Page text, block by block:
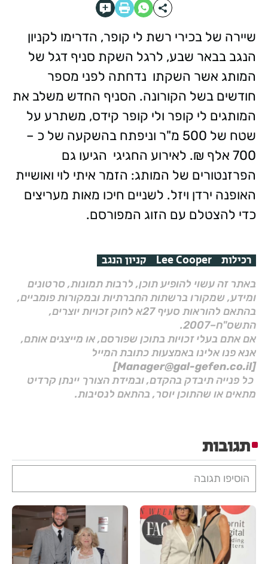
שיירה של בכירי רשת לי קופר, הדרימו לקניון
הנגב בבאר שבע, לרגל השקת סניף דגל של
המותג אשר השקתו נדחתה לפני מספר
חודשים בשל הקורונה. הסניף החדש משלב את
המותגים לי קופר ולי קופר קידס, משתרע על
שטח של 500 מ"ר וניפתח בהשקעה של כ –
700 אלף ₪. לאירוע החגיגי הגיעו גם
הפרזנטורים של המותג: הזמר איתי לוי ואושיית
האופנה ירדן ויזל. לשניים חיכו מאות מעריצים
כדי להצטלם עם הזוג המפורסם.
רכילות Lee Cooper קניון הנגב
באתר זה עשוי להופיע תוכן, לרבות תמונות, סרטונים
ומידע, שמקורו ברשתות החברתיות ובמקורות פומביים,
בהתאם להוראות סעיף 27א לחוק זכויות יוצרים,
התשס"ח–2007.
אם אתם בעלי זכויות בתוכן שפורסם, או מייצגים אותם,
אנא פנו אלינו באמצעות כתובת המייל
[Manager@gal-gefen.co.il]
כל פנייה תיבדק בהקדם, ובמידת הצורך יינתן קרדיט
מתאים או שהתוכן יוסר, בהתאם לנסיבות.
תגובות
הוסיפו תגובה